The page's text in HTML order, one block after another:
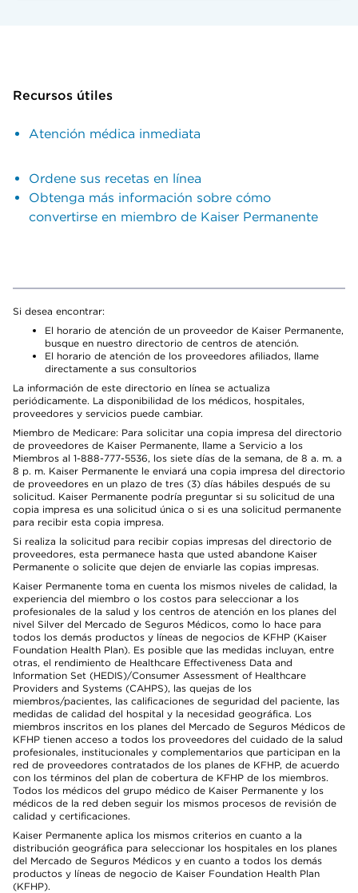
Recursos útiles
Atención médica inmediata
Ordene sus recetas en línea
Obtenga más información sobre cómo
convertirse en miembro de Kaiser Permanente
Si desea encontrar:
El horario de atención de un proveedor de Kaiser Permanente,
busque en nuestro directorio de centros de atención.
El horario de atención de los proveedores afiliados, llame
directamente a sus consultorios
La información de este directorio en línea se actualiza
periódicamente. La disponibilidad de los médicos, hospitales,
proveedores y servicios puede cambiar.
Miembro de Medicare: Para solicitar una copia impresa del directorio
de proveedores de Kaiser Permanente, llame a Servicio a los
Miembros al 1-888-777-5536, los siete días de la semana, de 8 a. m. a
8 p. m. Kaiser Permanente le enviará una copia impresa del directorio
de proveedores en un plazo de tres (3) días hábiles después de su
solicitud. Kaiser Permanente podría preguntar si su solicitud de una
copia impresa es una solicitud única o si es una solicitud permanente
para recibir esta copia impresa.
Si realiza la solicitud para recibir copias impresas del directorio de
proveedores, esta permanece hasta que usted abandone Kaiser
Permanente o solicite que dejen de enviarle las copias impresas.
Kaiser Permanente toma en cuenta los mismos niveles de calidad, la
experiencia del miembro o los costos para seleccionar a los
profesionales de la salud y los centros de atención en los planes del
nivel Silver del Mercado de Seguros Médicos, como lo hace para
todos los demás productos y líneas de negocios de KFHP (Kaiser
Foundation Health Plan). Es posible que las medidas incluyan, entre
otras, el rendimiento de Healthcare Effectiveness Data and
Information Set (HEDIS)/Consumer Assessment of Healthcare
Providers and Systems (CAHPS), las quejas de los
miembros/pacientes, las calificaciones de seguridad del paciente, las
medidas de calidad del hospital y la necesidad geográfica. Los
miembros inscritos en los planes del Mercado de Seguros Médicos de
KFHP tienen acceso a todos los proveedores del cuidado de la salud
profesionales, institucionales y complementarios que participan en la
red de proveedores contratados de los planes de KFHP, de acuerdo
con los términos del plan de cobertura de KFHP de los miembros.
Todos los médicos del grupo médico de Kaiser Permanente y los
médicos de la red deben seguir los mismos procesos de revisión de
calidad y certificaciones.
Kaiser Permanente aplica los mismos criterios en cuanto a la
distribución geográfica para seleccionar los hospitales en los planes
del Mercado de Seguros Médicos y en cuanto a todos los demás
productos y líneas de negocio de Kaiser Foundation Health Plan
(KFHP).